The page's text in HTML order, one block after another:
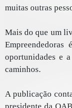
muitas outras
Mais do que um
Empreendedoras
oportunidades e
caminhos.
A publicação